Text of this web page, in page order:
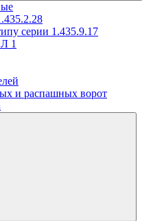
серии 1.435.9.17
1
и распашных ворот